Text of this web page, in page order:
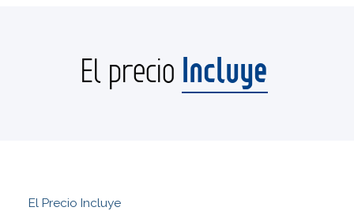
El precio Incluye
El Precio Incluye